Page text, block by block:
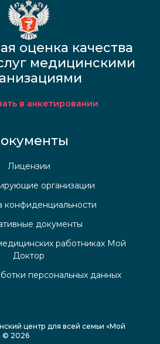
оценка качества
медицинскими
в анкетировании
Лицензии
организации
конфиденциальности
документы
работниках Мой
Доктор
персональных данных
центр для всей семьи «Мой
© 2026